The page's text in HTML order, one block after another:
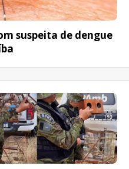
suspeita de dengue